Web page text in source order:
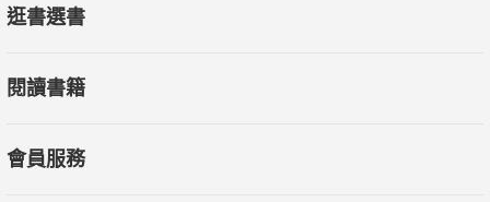
逛書選書
閱讀書籍
會員服務